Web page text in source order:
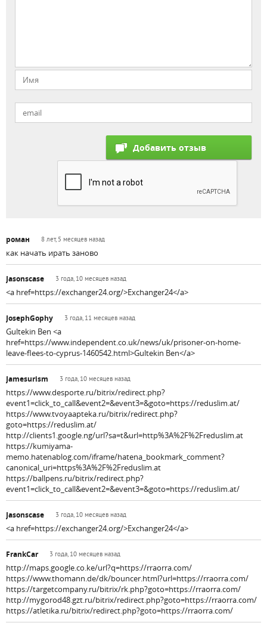
роман 8 лет, 5 месяцев назад
как начать ирать заново
Jasonscase 3 года, 10 месяцев назад
<a href=https://exchanger24.org/>Exchanger24</a>
JosephGophy 3 года, 11 месяцев назад
Gultekin Ben <a
href=https://www.independent.co.uk/news/uk/prisoner-on-home-
leave-flees-to-cyprus-1460542.html>Gultekin Ben</a>
Jamesurism 3 года, 10 месяцев назад
https://www.desporte.ru/bitrix/redirect.php?
event1=click_to_call&event2=&event3=&goto=https://reduslim.at/
https://www.tvoyaapteka.ru/bitrix/redirect.php?
goto=https://reduslim.at/
http://clients1.google.ng/url?sa=t&url=http%3A%2F%2Freduslim.at
https://kumiyama-
memo.hatenablog.com/iframe/hatena_bookmark_comment?
canonical_uri=https%3A%2F%2Freduslim.at
https://ballpens.ru/bitrix/redirect.php?
event1=click_to_call&event2=&event3=&goto=https://reduslim.at/
Jasonscase 3 года, 10 месяцев назад
<a href=https://exchanger24.org/>Exchanger24</a>
FrankCar 3 года, 10 месяцев назад
http://maps.google.co.ke/url?q=https://rraorra.com/
https://www.thomann.de/dk/bouncer.html?url=https://rraorra.com/
https://targetcompany.ru/bitrix/rk.php?goto=https://rraorra.com/
http://mygorod48.gzt.ru/bitrix/redirect.php?goto=https://rraorra.com/
https://atletika.ru/bitrix/redirect.php?goto=https://rraorra.com/